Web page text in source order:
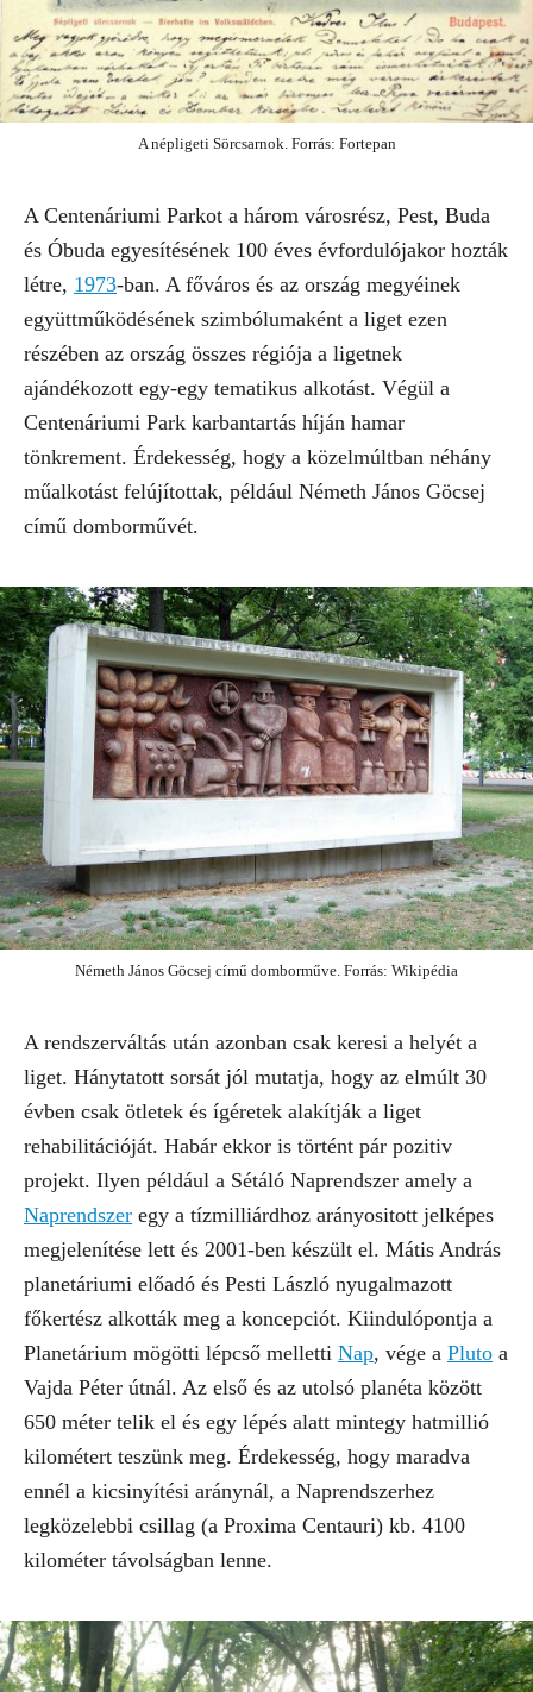
A népligeti Sörcsarnok. Forrás: Fortepan
A Centenáriumi Parkot a három városrész, Pest, Buda
és Óbuda egyesítésének 100 éves évfordulójakor hozták
létre, 1973-ban. A főváros és az ország megyéinek
együttműködésének szimbólumaként a liget ezen
részében az ország összes régiója a ligetnek
ajándékozott egy-egy tematikus alkotást. Végül a
Centenáriumi Park karbantartás híján hamar
tönkrement. Érdekesség, hogy a közelmúltban néhány
műalkotást felújítottak, például Németh János Göcsej
című domborművét.
Németh János Göcsej című domborműve. Forrás: Wikipédia
A rendszerváltás után azonban csak keresi a helyét a
liget. Hánytatott sorsát jól mutatja, hogy az elmúlt 30
évben csak ötletek és ígéretek alakítják a liget
rehabilitációját. Habár ekkor is történt pár pozitiv
projekt. Ilyen például a Sétáló Naprendszer amely a
Naprendszer egy a tízmilliárdhoz arányositott jelképes
megjelenítése lett és 2001-ben készült el. Mátis András
planetáriumi előadó és Pesti László nyugalmazott
főkertész alkották meg a koncepciót. Kiindulópontja a
Planetárium mögötti lépcső melletti Nap, vége a Pluto a
Vajda Péter útnál. Az első és az utolsó planéta között
650 méter telik el és egy lépés alatt mintegy hatmillió
kilométert teszünk meg. Érdekesség, hogy maradva
ennél a kicsinyítési aránynál, a Naprendszerhez
legközelebbi csillag (a Proxima Centauri) kb. 4100
kilométer távolságban lenne.